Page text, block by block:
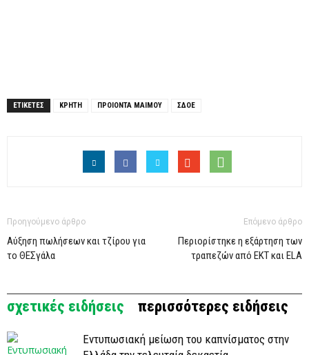
ΕΤΙΚΕΤΕΣ ΚΡΗΤΗ ΠΡΟΙΟΝΤΑ ΜΑΙΜΟΥ ΣΔΟΕ
Προηγούμενο άρθρο
Αύξηση πωλήσεων και τζίρου για
το ΘΕΣγάλα
Επόμενο άρθρο
Περιορίστηκε η εξάρτηση των
τραπεζών από ΕΚΤ και ELA
σχετικές ειδήσεις περισσότερες ειδήσεις
Εντυπωσιακή μείωση του καπνίσματος στην